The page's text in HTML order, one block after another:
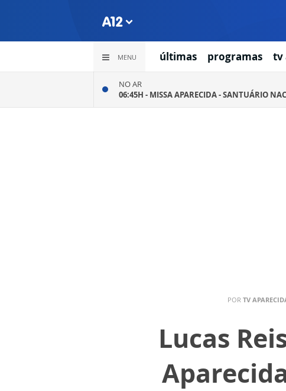
MENU últimas programas tv
NO AR
06:45H - MISSA APARECIDA - SANTUÁRIO
POR TV
Lucas